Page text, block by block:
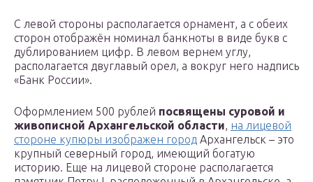
С левой стороны располагается орнамент, а с обеих
сторон отображён номинал банкноты в виде букв с
дублированием цифр. В левом вернем углу,
располагается двуглавый орел, а вокруг него надпись
«Банк России».
Оформлением 500 рублей посвящены суровой и
живописной Архангельской области, на лицевой
стороне купюры изображен город Архангельск – это
крупный северный город, имеющий богатую
историю. Еще на лицевой стороне располагается